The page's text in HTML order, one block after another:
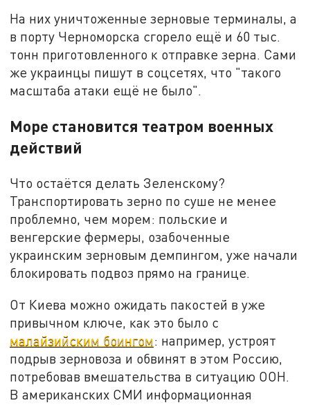
На них уничтоженные зерновые терминалы, а
в порту Черноморска сгорело ещё и 60 тыс.
тонн приготовленного к отправке зерна. Сами
же украинцы пишут в соцсетях, что "такого
масштаба атаки ещё не было".
Море становится театром военных
действий
Что остаётся делать Зеленскому?
Транспортировать зерно по суше не менее
проблемно, чем морем: польские и
венгерские фермеры, озабоченные
украинским зерновым демпингом, уже начали
блокировать подвоз прямо на границе.
От Киева можно ожидать пакостей в уже
привычном ключе, как это было с
малайзийским боингом: например, устроят
подрыв зерновоза и обвинят в этом Россию,
потребовав вмешательства в ситуацию ООН.
В американских СМИ информационная